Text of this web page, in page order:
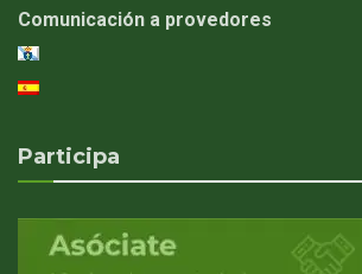
Comunicación a provedores
Participa